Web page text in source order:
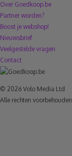
Over Goedkoop.be
Partner worden?
Boost je webshop!
Nieuwsbrief
Veelgestelde vragen
Contact
© 2026 Volo Media Ltd
Alle rechten voorbehouden